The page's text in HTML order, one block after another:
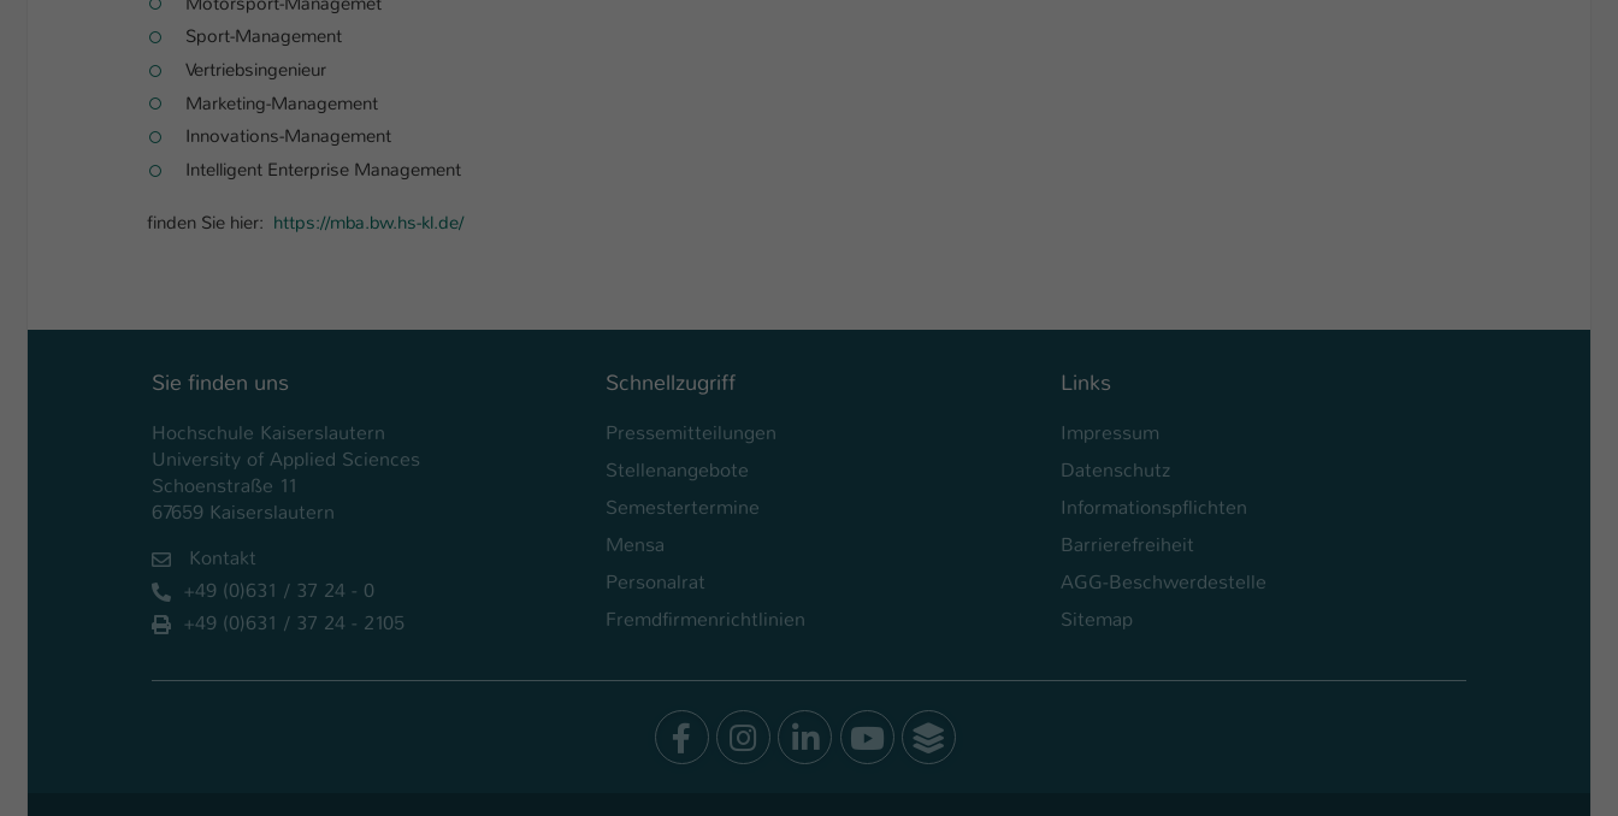
Sport-Management
Vertriebsingenieur
Marketing-Management
Innovations-Management
Intelligent Enterprise Management
finden Sie hier: https://mba.bw.hs-kl.de/
Sie finden uns
Hochschule Kaiserslautern
University of Applied Sciences
Schoenstraße 11
67659 Kaiserslautern
Kontakt
+49 (0)631 / 37 24 - 0
+49 (0)631 / 37 24 - 2105
Schnellzugriff
Pressemitteilungen
Stellenangebote
Semestertermine
Mensa
Personalrat
Fremdfirmenrichtlinien
Links
Impressum
Datenschutz
Informationspflichten
Barrierefreiheit
AGG-Beschwerdestelle
Sitemap
Facebook
Instagram
LinkedIn
YoutubeSocialWall